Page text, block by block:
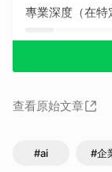
專業深度（在特
查看原始文章
#ai #企